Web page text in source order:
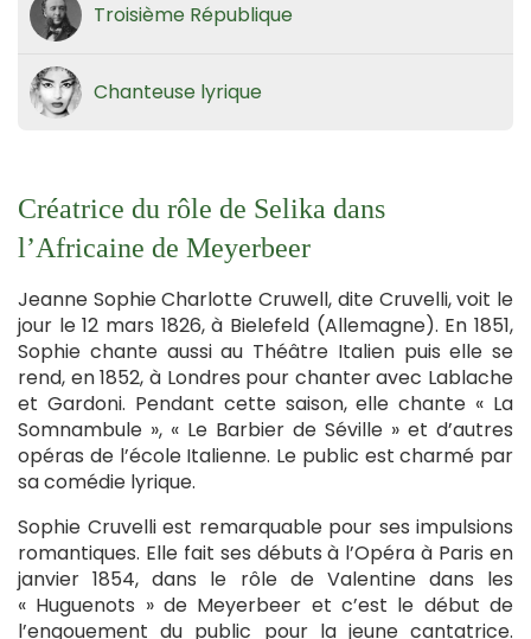
Troisième République
Chanteuse lyrique
Créatrice du rôle de Selika dans
l’Africaine de Meyerbeer
Jeanne Sophie Charlotte Cruwell, dite Cruvelli, voit le
jour le 12 mars 1826, à Bielefeld (Allemagne). En 1851,
Sophie chante aussi au Théâtre Italien puis elle se
rend, en 1852, à Londres pour chanter avec Lablache
et Gardoni. Pendant cette saison, elle chante « La
Somnambule », « Le Barbier de Séville » et d’autres
opéras de l’école Italienne. Le public est charmé par
sa comédie lyrique.
Sophie Cruvelli est remarquable pour ses impulsions
romantiques. Elle fait ses débuts à l’Opéra à Paris en
janvier 1854, dans le rôle de Valentine dans les
« Huguenots » de Meyerbeer et c’est le début de
l’engouement du public pour la jeune cantatrice.